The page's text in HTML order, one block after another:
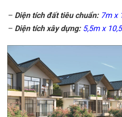
– Diện tích đất tiêu chuẩn: 7m x
– Diện tích xây dựng:5,5m x